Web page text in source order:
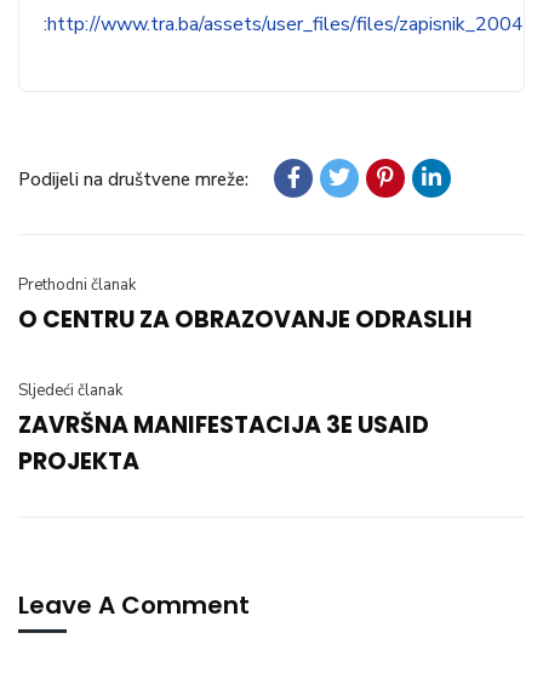
:http://www.tra.ba/assets/user_files/files/
Podijeli na društvene mreže:
Prethodni članak
O CENTRU ZA OBRAZOVANJE ODRASLIH
Sljedeći članak
ZAVRŠNA MANIFESTACIJA 3E USAID
PROJEKTA
Leave A Comment